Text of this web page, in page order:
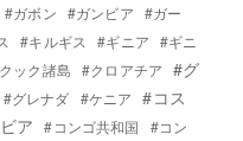
#ガボン #ガンビア #ガー
#キルギス #ギニア #ギニ
ック諸島 #クロアチア
#グ
#グレナダ #ケニア
#コス
ア #コンゴ共和国
#コン